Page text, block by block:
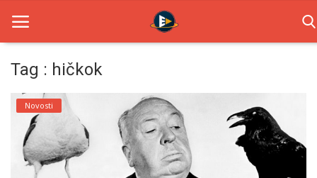
Home
Novosti
TV Serije
Tag : hičkok
Novosti